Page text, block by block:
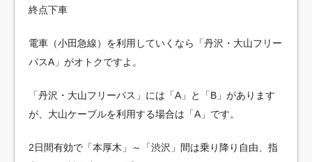
終点下車
電車（小田急線）を利用していくなら「丹沢・大山フリー
パスA」がオトクですよ。
「丹沢・大山フリーパス」には「A」と「B」があります
が、大山ケーブルを利用する場合は「A」です。
2日間有効で「本厚木」～「渋沢」間は乗り降り自由、指